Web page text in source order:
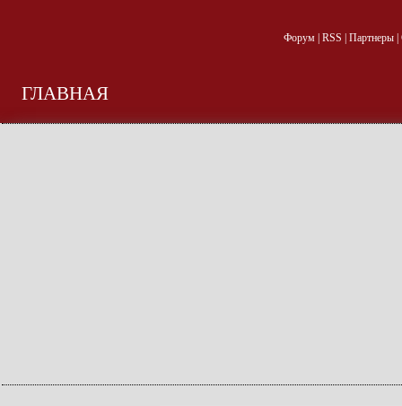
Форум| RSS Партнеры|
ГЛАВНАЯ